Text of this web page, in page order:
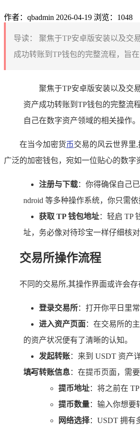
作者：qbadmin 2026-04-19 浏览：1048
导读：
聚焦于TP安卓版安装以及交
成功转账到TP钱包的完整流程，旨
聚焦于TP安卓版安装以及交
资产成功转账到TP钱包的完整流
自己在数字资产领域的相关操作。
在当今加密货币交易的风云世界里
广泛的加密钱包，宛如一位贴心的数字
注册与下载：你得确保自己
ndroid 等多种操作系统，你只需
获取 TP 钱包地址：轻启 TP
址，务必像对待珍宝一样仔细核
交易所操作流程
不同的交易所,其操作界面或许会
登录交易所：打开你平日里
进入资产页面：在交易所的
的资产状况便有了清晰的认知。
发起转账：来到 USDT 资产
填写转账信息：在提币页面，需
提币地址：将之前在
提币数量：输入你想要
网络选择：USDT 拥有